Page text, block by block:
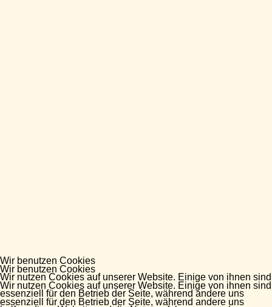
Wir benutzen Cookies
Wir nutzen Cookies auf unserer Website. Einige von ihnen sind
essenziell für den Betrieb der Seite, während andere uns
Wir benutzen Cookies
Wir nutzen Cookies auf unserer Website. Einige von ihnen sind
essenziell für den Betrieb der Seite, während andere uns